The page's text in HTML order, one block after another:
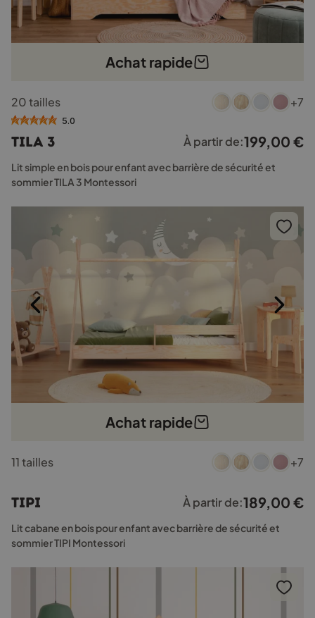
Achat rapide
produit
a
variations.
Les
options
être
page
produit
20 tailles +7
5.0
TILA 3 À partir de:199,00 €
Lit simple en bois pour enfant avec barrière de sécurité et
sommier TILA 3 Montessori
Achat rapide
produit
variations.
Les
options
être
11 tailles +7
TIPI À partir de:189,00 €
Lit cabane en bois pour enfant avec barrière de sécurité et
sommier TIPI Montessori